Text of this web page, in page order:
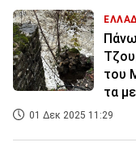
του
τα
01 Δεκ 2025 11:29